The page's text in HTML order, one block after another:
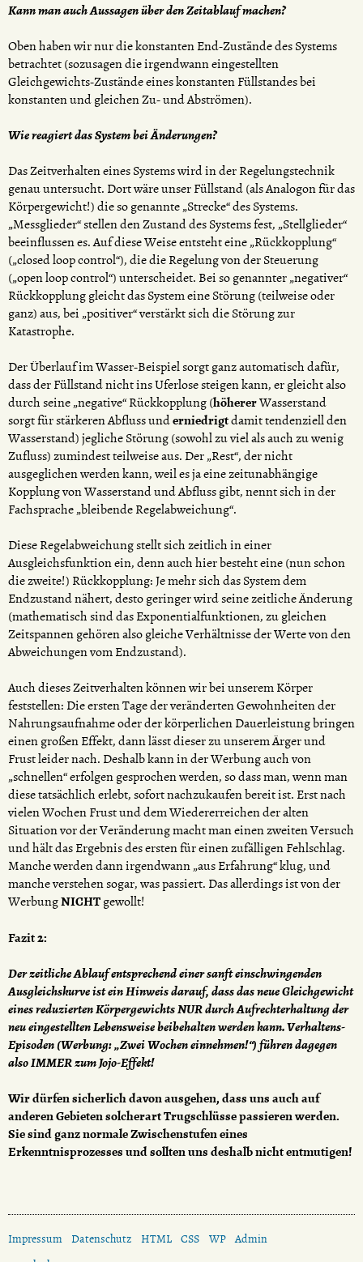
Kann man auch Aussagen über den Zeitablauf machen?
Oben haben wir nur die konstanten End-Zustände des Systems
betrachtet (sozusagen die irgendwann eingestellten
Gleichgewichts-Zustände eines konstanten Füllstandes bei
konstanten und gleichen Zu- und Abströmen).
Wie reagiert das System bei Änderungen?
Das Zeitverhalten eines Systems wird in der Regelungstechnik
genau untersucht. Dort wäre unser Füllstand (als Analogon für das
Körpergewicht!) die so genannte „Strecke“ des Systems.
„Messglieder“ stellen den Zustand des Systems fest, „Stellglieder“
beeinflussen es. Auf diese Weise entsteht eine „Rückkopplung“
(„closed loop control“), die die Regelung von der Steuerung
(„open loop control“) unterscheidet. Bei so genannter „negativer“
Rückkopplung gleicht das System eine Störung (teilweise oder
ganz) aus, bei „positiver“ verstärkt sich die Störung zur
Katastrophe.
Der Überlauf im Wasser-Beispiel sorgt ganz automatisch dafür,
dass der Füllstand nicht ins Uferlose steigen kann, er gleicht also
durch seine „negative“ Rückkopplung (höhererWasserstand
sorgt für stärkeren Abfluss underniedrigtdamit tendenziell den
Wasserstand) jegliche Störung (sowohl zu viel als auch zu wenig
Zufluss) zumindest teilweise aus. Der „Rest“, der nicht
ausgeglichen werden kann, weil es ja eine zeitunabhängige
Kopplung von Wasserstand und Abfluss gibt, nennt sich in der
Fachsprache „bleibende Regelabweichung“.
Diese Regelabweichung stellt sich zeitlich in einer
Ausgleichsfunktion ein, denn auch hier besteht eine (nun schon
die zweite!) Rückkopplung: Je mehr sich das System dem
Endzustand nähert, desto geringer wird seine zeitliche Änderung
(mathematisch sind das Exponentialfunktionen, zu gleichen
Zeitspannen gehören also gleiche Verhältnisse der Werte von den
Abweichungen vom Endzustand).
Auch dieses Zeitverhalten können wir bei unserem Körper
feststellen: Die ersten Tage der veränderten Gewohnheiten der
Nahrungsaufnahme oder der körperlichen Dauerleistung bringen
einen großen Effekt, dann lässt dieser zu unserem Ärger und
Frust leider nach. Deshalb kann in der Werbung auch von
„schnellen“ erfolgen gesprochen werden, so dass man, wenn man
diese tatsächlich erlebt, sofort nachzukaufen bereit ist. Erst nach
vielen Wochen Frust und dem Wiedererreichen der alten
Situation vor der Veränderung macht man einen zweiten Versuch
und hält das Ergebnis des ersten für einen zufälligen Fehlschlag.
Manche werden dann irgendwann „aus Erfahrung“ klug, und
manche verstehen sogar, was passiert. Das allerdings ist von der
WerbungNICHTgewollt!
Fazit 2:
Der zeitliche Ablauf entsprechend einer sanft einschwingenden
Ausgleichskurve ist ein Hinweis darauf, dass das neue Gleichgewicht
eines reduzierten Körpergewichts NUR durch Aufrechterhaltung der
neu eingestellten Lebensweise beibehalten werden kann. Verhaltens-
Episoden (Werbung: „Zwei Wochen einnehmen!“) führen dagegen
also IMMER zum Jojo-Effekt!
Wir dürfen sicherlich davon ausgehen, dass uns auch auf
anderen Gebieten solcherart Trugschlüsse passieren werden.
Sie sind ganz normale Zwischenstufen eines
Erkenntnisprozesses und sollten uns deshalb nicht entmutigen!
Impressum Datenschutz HTML CSS WP Admin